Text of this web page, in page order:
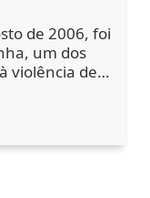
de 2006, foi
um dos
violência de
os
das
mas
e das
se atentar